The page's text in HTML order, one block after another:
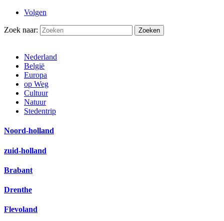
Volgen
Zoek naar:
Nederland
België
Europa
op Weg
Cultuur
Natuur
Stedentrip
Noord-holland
zuid-holland
Brabant
Drenthe
Flevoland